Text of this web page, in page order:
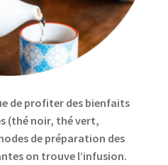
de profiter des bienfaits
(thé noir, thé vert,
de préparation des
on trouve l’infusion.